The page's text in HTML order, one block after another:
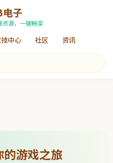
电子
资源，一键畅享
中心 社区 资讯
的游戏之旅